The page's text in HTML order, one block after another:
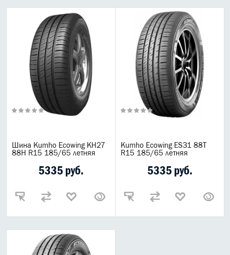
Zic
Масла Hi-Gear
LUXE
Bizol
Ruseff
ReinWell
Lubex
Opet
Газпром масла
Расходные материалы
Популярные товары
Выгодная цена
Топ товаров для автомобиля
Горячие предложения
Шина Kumho Ecowing KH27
88H R15 185/65 летняя
5335 руб.
Kumho Ecowing ES31 88T
R15 185/65 летняя
5335 руб.